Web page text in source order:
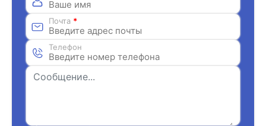
Почта *
Телефон